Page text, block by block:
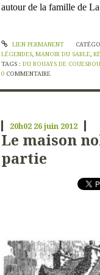
autour de la famille de
LIEN PERMANENT
LÉGENDES, MANOIR DU SABLE,
TAGS : DU BOUAYS DE
0 COMMENTAIRE
20h02 26juin 2012
Le maison
partie